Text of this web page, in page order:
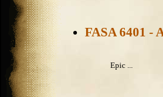
FASA 6401 -
Epic ...